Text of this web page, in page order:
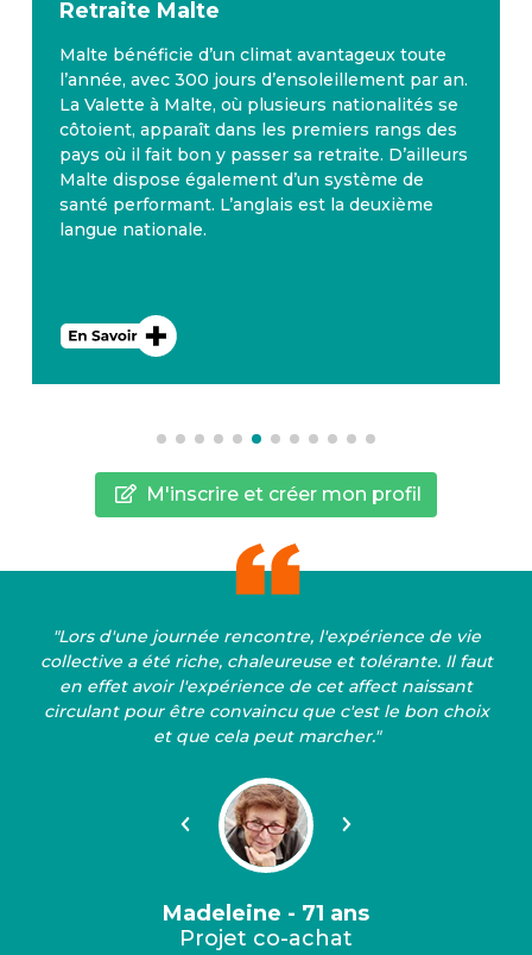
Retraite Malte
Malte bénéficie d’un climat avantageux toute
l’année, avec 300 jours d’ensoleillement par an.
La Valette à Malte, où plusieurs nationalités se
côtoient, apparaît dans les premiers rangs des
pays où il fait bon y passer sa retraite. D’ailleurs
Malte dispose également d’un système de
santé performant. L’anglais est la deuxième
langue nationale.
M'inscrire et créer mon profil
"Lors d'une journée rencontre, l'expérience de vie
collective a été riche, chaleureuse et tolérante. Il faut
en effet avoir l'expérience de cet affect naissant
circulant pour être convaincu que c'est le bon choix
et que cela peut marcher."
Précédent Suivant
Madeleine - 71 ans
Projet co-achat